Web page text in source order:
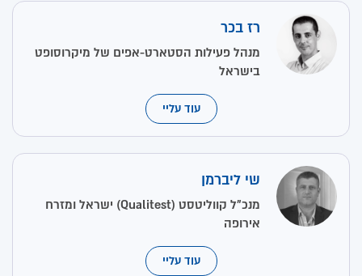
רז בכר
מנהל פעילות הסטארט-אפים של מיקרוסופט
בישראל
עוד עליי
שי ליברמן
מנכ"ל קווליטסט (Qualitest) ישראל ומזרח
אירופה
עוד עליי